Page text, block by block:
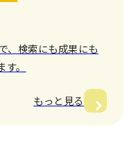
、検索にも成果にも
。
もっと見る